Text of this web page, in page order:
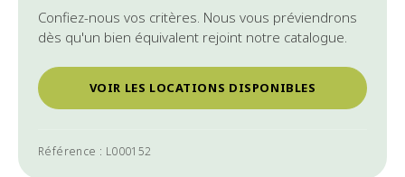
Confiez-nous vos critères. Nous vous préviendrons
dès qu'un bien équivalent rejoint notre catalogue.
VOIR LES LOCATIONS DISPONIBLES
Référence : L000152